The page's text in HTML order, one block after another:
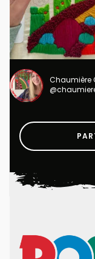
Chaumière